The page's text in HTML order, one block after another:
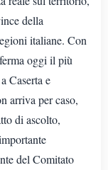
della
italiane. Con
oggi il più
Caserta e
arriva per caso,
di ascolto,
del Comitato